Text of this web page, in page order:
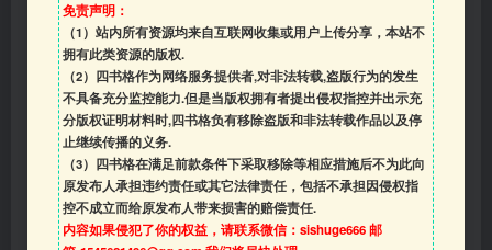
免责声明：
（1）站内所有资源均来自互联网收集或用户上传分享，本站不
拥有此类资源的版权.
（2）四书格作为网络服务提供者,对非法转载,盗版行为的发生
不具备充分监控能力.但是当版权拥有者提出侵权指控并出示充
分版权证明材料时,四书格负有移除盗版和非法转载作品以及停
止继续传播的义务.
（3）四书格在满足前款条件下采取移除等相应措施后不为此向
原发布人承担违约责任或其它法律责任，包括不承担因侵权指
控不成立而给原发布人带来损害的赔偿责任.
内容如果侵犯了你的权益，请联系微信：sishuge666 邮